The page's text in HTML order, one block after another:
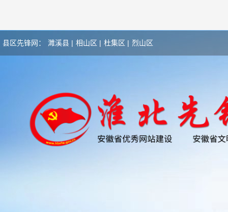
县区先锋网： 濉溪县 | 相山区 | 杜集区 | 烈山区